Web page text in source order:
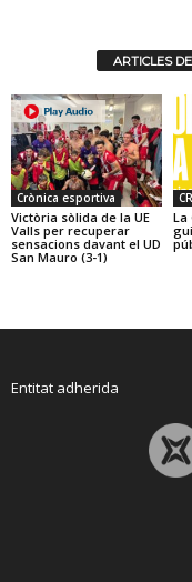
ARTICLES
Crònica esportiva
Victòria sòlida de la UE
Valls per recuperar
sensacions davant el UD
San Mauro (3-1)
La
Entitat adherida